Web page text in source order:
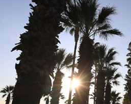
Magazin
Mersin
Mersin Tarihi
Özel Haber